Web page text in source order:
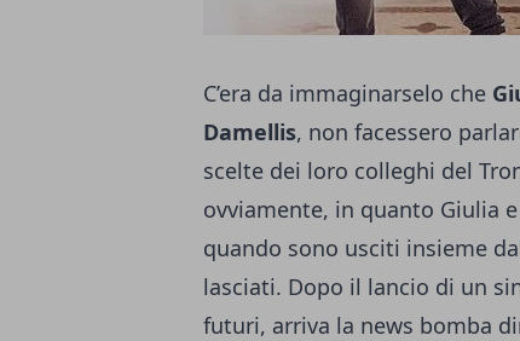
C’era da immaginarselo che
Damellis, non facessero
scelte dei loro colleghi del
ovviamente, in quanto Giulia
quando sono usciti insieme
lasciati. Dopo il lancio di un
futuri, arriva la news bomba